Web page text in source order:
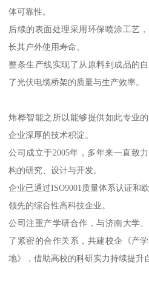
体可靠性。
后续的表面处理采用环保喷涂工艺
长其户外使用寿命。
整条生产线实现了从原料到成品的
了光伏电缆桥架的质量与生产效率。
炜桦智能之所以能够提供如此专业
企业深厚的技术积淀。
公司成立于2005年，多年来一直致
构的研究、设计与开发。
企业已通过ISO9001质量体系认证和
领先的综合性高科技企业。
公司注重产学研合作，与济南大学
了紧密的合作关系，共建校企《产
地》，借助高校的科研实力持续提升